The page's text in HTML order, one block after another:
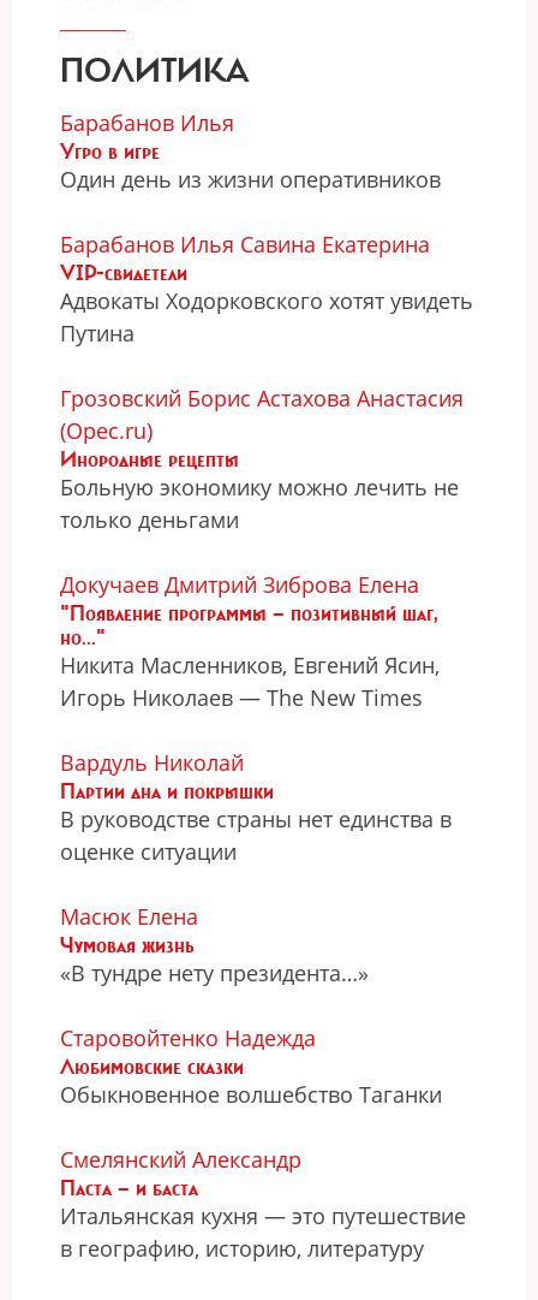
ПОЛИТИКА
Барабанов Илья
Угро в игре
Один день из жизни оперативников
Барабанов Илья Савина Екатерина
VIP-свидетели
Адвокаты Ходорковского хотят увидеть
Путина
Грозовский Борис Астахова Анастасия
(Opec.ru)
Инородные рецепты
Больную экономику можно лечить не
только деньгами
Докучаев Дмитрий Зиброва Елена
"Появление программы — позитивный шаг,
но..."
Никита Масленников, Евгений Ясин,
Игорь Николаев — The New Times
Вардуль Николай
Партии дна и покрышки
В руководстве страны нет единства в
оценке ситуации
Масюк Елена
Чумовая жизнь
«В тундре нету президента…»
Старовойтенко Надежда
Любимовские сказки
Обыкновенное волшебство Таганки
Смелянский Александр
Паста — и баста
Итальянская кухня — это путешествие
в географию, историю, литературу